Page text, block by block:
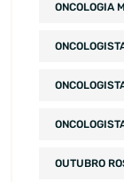
ONCOLOGIA
OUTUBRO